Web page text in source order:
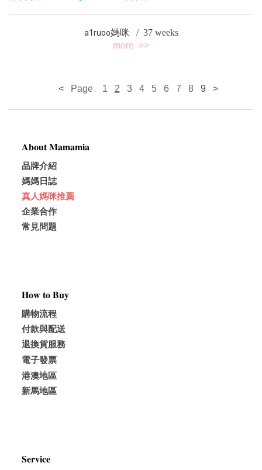
a1ruoo媽咪
/ 37 weeks
more >>
< Page 1 2 3 4 5 6 7 8 9 >
𝐀𝐛𝐨𝐮𝐭 𝐌𝐚𝐦𝐚𝐦𝐢𝐚
品牌介紹
媽媽日誌
真人媽咪推薦
企業合作
常見問題
𝐇𝐨𝐰 𝐭𝐨 𝐁𝐮𝐲
購物流程
付款與配送
退換貨服務
電子發票
港澳地區
新馬地區
𝐒𝐞𝐫𝐯𝐢𝐜𝐞